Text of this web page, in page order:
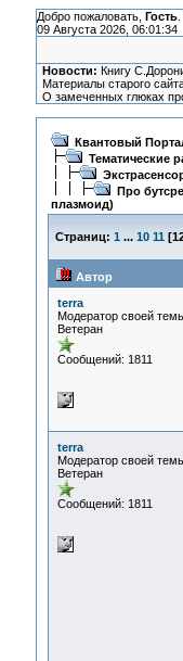
Добро пожаловать, Гость.
09 Августа 2026, 06:01:34
Новости: Книгу
Материалы старого
О замеченных глюках
Квантовый
Тематические
Про
плазмоид)
Страниц: 1 ... 10 11 [
Автор
terra
Модератор своей
Ветеран
Сообщений: 1811
terra
Модератор своей
Ветеран
Сообщений: 1811